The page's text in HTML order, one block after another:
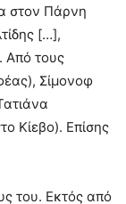
στον Πάρνη
[…],
Από τους
Σίμονοφ
Κίεβο). Επίσης
του. Εκτός από